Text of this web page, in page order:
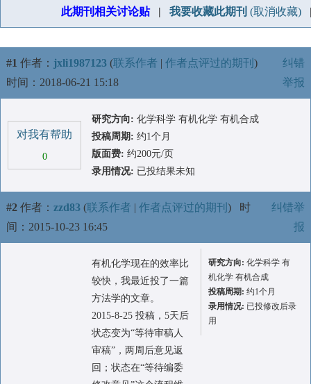
此期刊相关讨论贴| 我要收藏此期刊 (取消收藏)
#1 作者： jxli1987123 (联系作者 | 作者点评过的期刊 )
时间：2018-06-21 15:18
纠错
举报
对我有帮助
0
研究方向: 化学科学 有机化学 有机合成
投稿周期: 约1个月
版面费: 约200元/页
录用情况: 已投结果未知
#2 作者： zzd83 (联系作者 | 作者点评过的期刊 ) 时
间：2015-10-23 16:45
纠错举
报
有机化学现在的效率比
较快，我最近投了一篇
方法学的文章。
2015-8-25 投稿，5天后
状态变为“等待审稿人
审稿”，两周后意见返
回；状态在“等待编委
研究方向: 化学科学 有
机化学 有机合成
投稿周期: 约1个月
录用情况: 已投修改后录
用